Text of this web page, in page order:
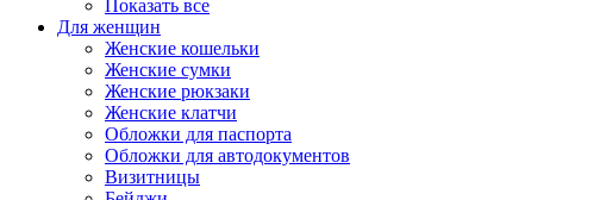
Показать все
Для женщин
Женские кошельки
Женские сумки
Женские рюкзаки
Женские клатчи
Обложки для паспорта
Обложки для автодокументов
Визитницы